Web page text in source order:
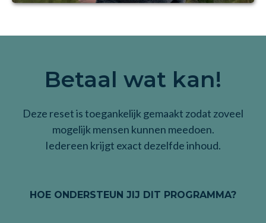
Betaal wat kan!
Deze reset is toegankelijk gemaakt zodat zoveel
mogelijk mensen kunnen meedoen.
Iedereen krijgt exact dezelfde inhoud.
HOE ONDERSTEUN JIJ DIT PROGRAMMA?